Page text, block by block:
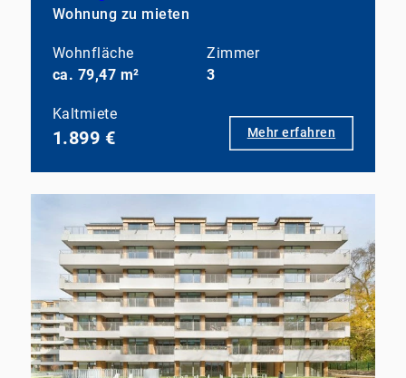
Wohnung zu mieten
Wohnfläche
ca. 79,47 m²
Zimmer
3
Kaltmiete
1.899 € Mehr erfahren